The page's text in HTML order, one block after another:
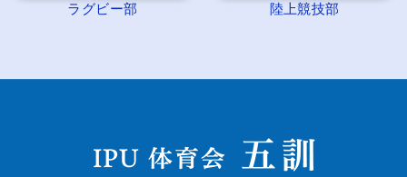
ラグビー部 陸上競技部